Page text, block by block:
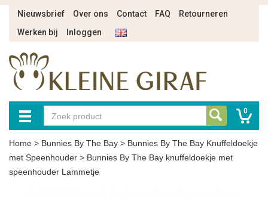
Nieuwsbrief Over ons Contact FAQ
Retourneren
Werken bij
Inloggen
0
Home > Bunnies By The Bay > Bunnies By The Bay Knuffeldoekje
met Speenhouder > Bunnies By The Bay knuffeldoekje met
speenhouder Lammetje